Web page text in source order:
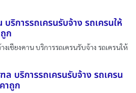
ริการรถเครนรับจ้าง รถเครนให้
ก
งเชียงคาน บริการรถเครนรับจ้าง รถเครนให้
บริการรถเครนรับจ้าง รถเครน
าถูก